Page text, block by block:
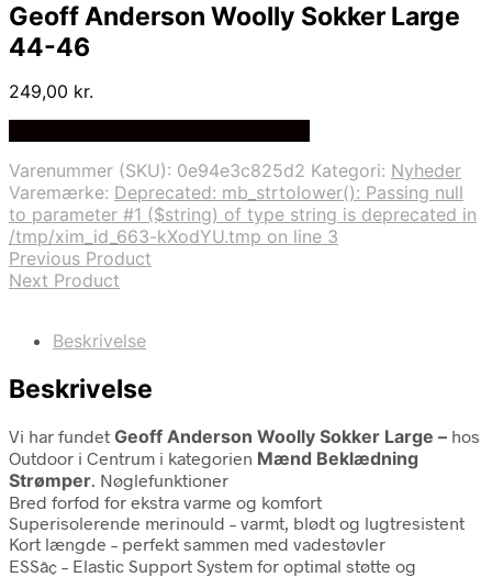
Geoff Anderson Woolly Sokker Large
44-46
249,00 kr.
Varenummer (SKU): 0e94e3c825d2 Kategori: Nyheder
Varemærke: Deprecated: mb_strtolower(): Passing null
to parameter #1 ($string) of type string is deprecated in
/tmp/xim_id_663-kXodYU.tmp on line 3
Previous Product
Next Product
Beskrivelse
Beskrivelse
Vi har fundet Geoff Anderson Woolly Sokker Large – hos
Outdoor i Centrum i kategorien Mænd Beklædning
Strømper. Nøglefunktioner
Bred forfod for ekstra varme og komfort
Superisolerende merinould – varmt, blødt og lugtresistent
Kort længde – perfekt sammen med vadestøvler
ESSâ¢ – Elastic Support System for optimal støtte og